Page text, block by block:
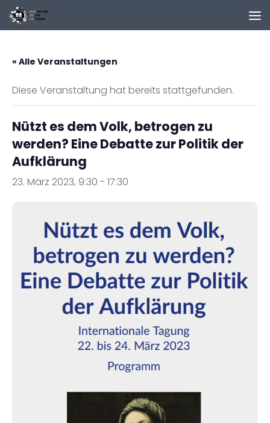
Zum Inhalt springen
« Alle Veranstaltungen
Diese Veranstaltung hat bereits stattgefunden.
Nützt es dem Volk, betrogen zu
werden? Eine Debatte zur Politik der
Aufklärung
23. März 2023, 9:30 - 17:30